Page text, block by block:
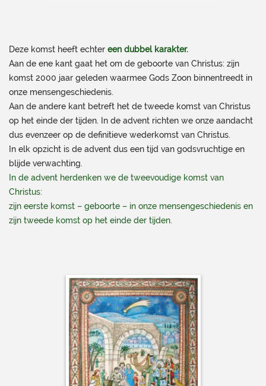
Deze komst heeft echter een dubbel karakter.
Aan de ene kant gaat het om de geboorte van Christus: zijn
komst 2000 jaar geleden waarmee Gods Zoon binnentreedt in
onze mensengeschiedenis.
Aan de andere kant betreft het de tweede komst van Christus
op het einde der tijden. In de advent richten we onze aandacht
dus evenzeer op de definitieve wederkomst van Christus.
In elk opzicht is de advent dus een tijd van godsvruchtige en
blijde verwachting.
In de advent herdenken we de tweevoudige komst van
Christus:
zijn eerste komst – geboorte – in onze mensengeschiedenis en
zijn tweede komst op het einde der tijden.